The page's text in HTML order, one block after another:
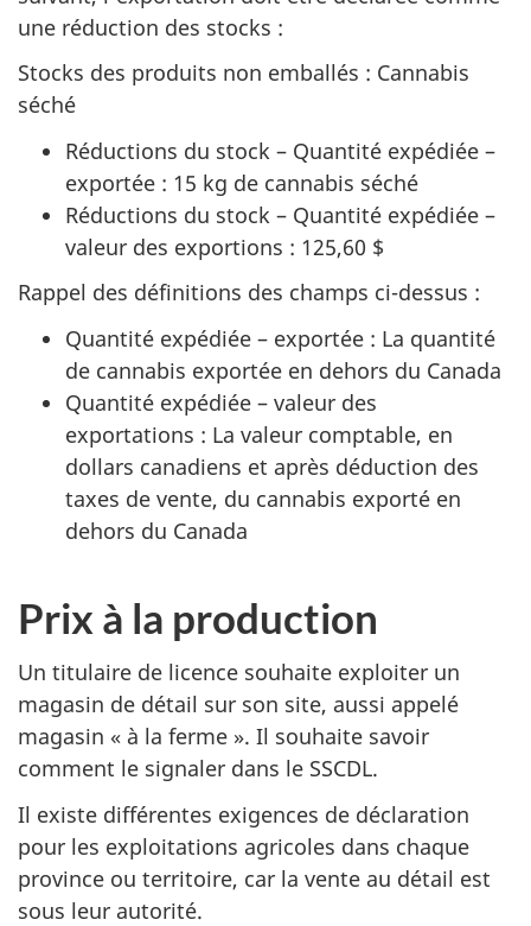
une réduction des stocks :
Stocks des produits non emballés : Cannabis
séché
Réductions du stock – Quantité expédiée –
exportée : 15 kg de cannabis séché
Réductions du stock – Quantité expédiée –
valeur des exportions : 125,60 $
Rappel des définitions des champs ci-dessus :
Quantité expédiée – exportée : La quantité
de cannabis exportée en dehors du Canada
Quantité expédiée – valeur des
exportations : La valeur comptable, en
dollars canadiens et après déduction des
taxes de vente, du cannabis exporté en
dehors du Canada
Prix à la production
Un titulaire de licence souhaite exploiter un
magasin de détail sur son site, aussi appelé
magasin « à la ferme ». Il souhaite savoir
comment le signaler dans le SSCDL.
Il existe différentes exigences de déclaration
pour les exploitations agricoles dans chaque
province ou territoire, car la vente au détail est
sous leur autorité.